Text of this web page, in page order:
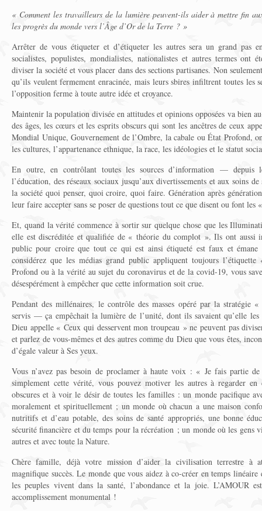
« Comment les travailleurs de la lumière peuvent-ils aider à mettre fin
les progrès du monde vers l’Âge d’Or de la Terre ? »
Arrêter de vous étiqueter et d’étiqueter les autres sera un grand pas
socialistes, populistes, mondialistes, nationalistes et autres termes ont
diviser la société et vous placer dans des sections partisanes. Non
qu’ils veulent fermement enracinée, mais leurs sbires infiltrent toutes les
l’opposition ferme à toute autre idée et croyance.
Maintenir la population divisée en attitudes et opinions opposées va bien
des âges, les cœurs et les esprits obscurs qui sont les ancêtres de ceux
Mondial Unique, Gouvernement de l’Ombre, la cabale ou État Profond,
les cultures, l’appartenance ethnique, la race, les idéologies et le statut
En outre, en contrôlant toutes les sources d’information — depuis
l’éducation, des réseaux sociaux jusqu’aux divertissements et aux soins
la société quoi penser, quoi croire, quoi faire. Génération après
leur faire accepter sans se poser de questions tout ce que disent ou font les
Et, quand la vérité commence à sortir sur quelque chose que les
elle est discréditée et qualifiée de « théorie du complot ». Ils ont aussi
public pour croire que tout ce qui est ainsi étiqueté est faux et émane
considérez que les médias grand public appliquent toujours
Profond ou à la vérité au sujet du coronavirus et de la covid-19, vous
désespérément à empêcher que cette information soit crue.
Pendant des millénaires, le contrôle des masses opéré par la stratégie
servis — ça empêchait la lumière de l’unité, dont ils savaient qu’elle
Dieu appelle « Ceux qui desservent mon troupeau » ne peuvent pas
et parlez de vous-mêmes et des autres comme du Dieu que vous êtes,
d’égale valeur à Ses yeux.
Vous n’avez pas besoin de proclamer à haute voix : « Je fais partie
simplement cette vérité, vous pouvez motiver les autres à regarder en
obscures et à voir le désir de toutes les familles : un monde pacifique
moralement et spirituellement ; un monde où chacun a une maison
nutritifs et d’eau potable, des soins de santé appropriés, une bonne
sécurité financière et du temps pour la récréation ; un monde où les gens
autres et avec toute la Nature.
Chère famille, déjà votre mission d’aider la civilisation terrestre à
magnifique succès. Le monde que vous aidez à co-créer en temps
les peuples vivent dans la santé, l’abondance et la joie. L’AMOUR
accomplissement monumental !